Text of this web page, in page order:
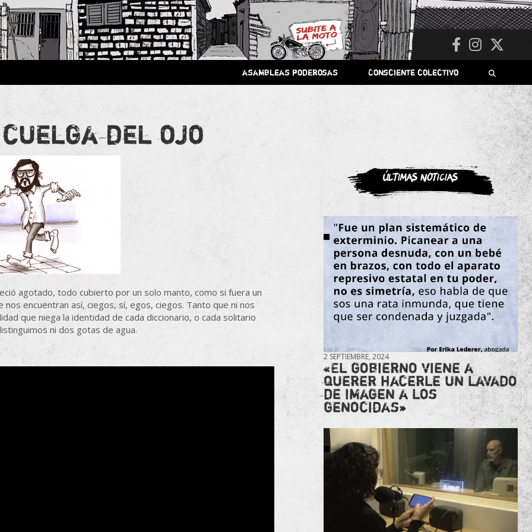
asambleas poderosas Consciente colectivo
cuelga del ojo
agotado, todo cubierto por un solo manto, como si fuera un
encuentran así, ciegos, sí, egos, ciegos. Tanto que ni nos
que niega la identidad de cada diccionario, o cada solitario
ni dos gotas de agua.
Últimas noticias
2 SEPTIEMBRE, 2024
«El gobierno viene a
querer hacerle un lavado
de imagen a los
genocidas»